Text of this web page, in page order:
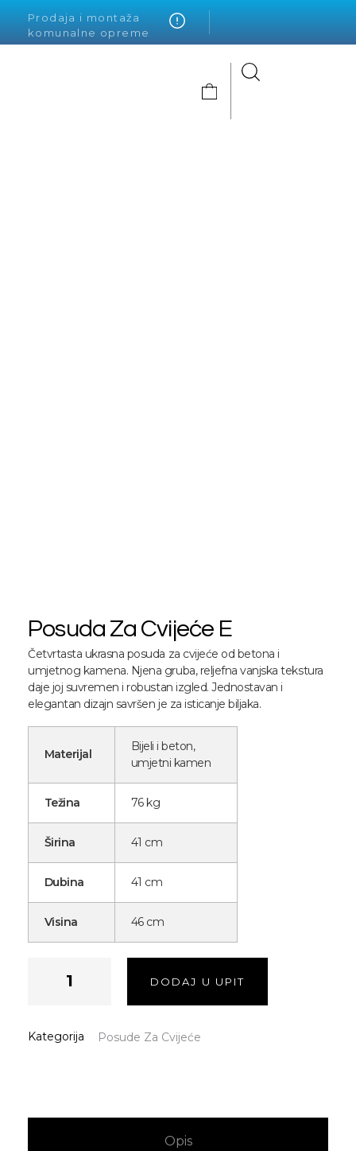
Prodaja i montaža
komunalne opreme
Posuda Za Cvijeće E
Četvrtasta ukrasna posuda za cvijeće od betona i
umjetnog kamena. Njena gruba, reljefna vanjska tekstura
daje joj suvremen i robustan izgled. Jednostavan i
elegantan dizajn savršen je za isticanje biljaka.
Materijal
Bijeli i beton,
umjetni kamen
Težina 76 kg
Širina 41 cm
Dubina 41 cm
Visina 46 cm
DODAJ U UPIT
Kategorija Posude Za Cvijeće
Opis